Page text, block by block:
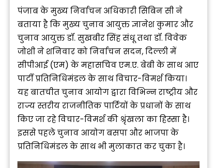
पंजाब के मुख्य निर्वाचन अधिकारी सिबिन सी ने
बताया है कि मुख्य चुनाव आयुक्त ज्ञानेश कुमार और
चुनाव आयुक्त डॉ. सुखबीर सिंह संधू तथा डॉ. विवेक
जोशी ने शनिवार को निर्वाचन सदन, दिल्ली में
सीपीआई (एम) के महासचिव एम.ए. बेबी के साथ आए
पार्टी प्रतिनिधिमंडल के साथ विचार-विमर्श किया।
यह बातचीत चुनाव आयोग द्वारा विभिन्न राष्ट्रीय और
राज्य स्तरीय राजनीतिक पार्टियों के प्रधानों के साथ
किए जा रहे विचार-विमर्श की श्रृंखला का हिस्सा है।
इससे पहले चुनाव आयोग बसपा और भाजपा के
प्रतिनिधिमंडल के साथ भी मुलाकात कर चुका है।